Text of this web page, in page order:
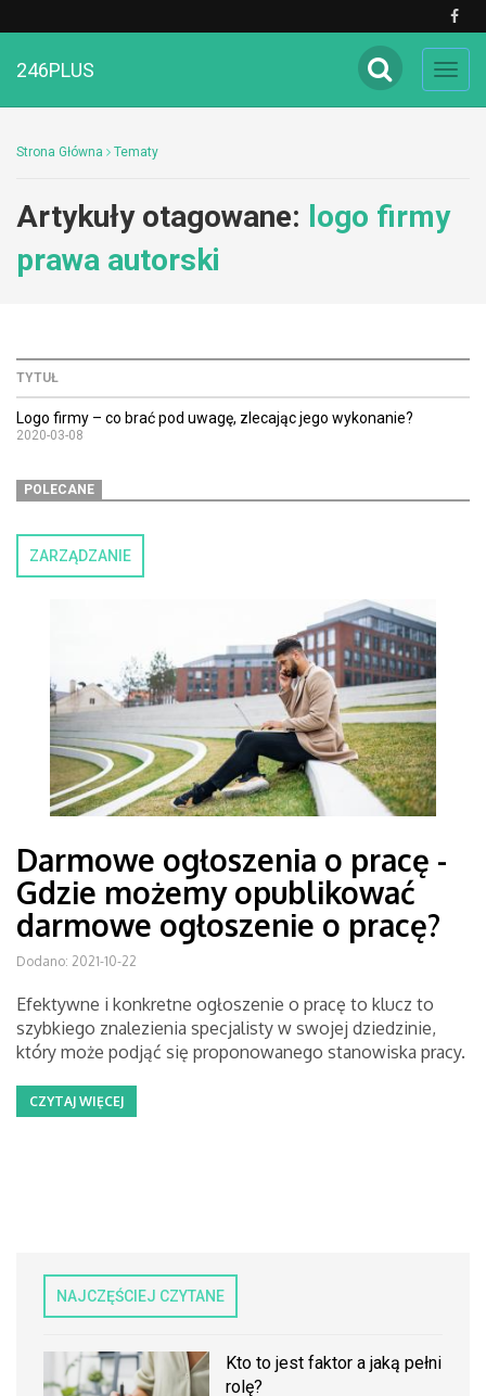
246PLUS
Strona Główna Tematy
Artykuły otagowane: logo firmy
prawa autorski
TYTUŁ
Logo firmy – co brać pod uwagę, zlecając jego wykonanie?
2020-03-08
POLECANE
ZARZĄDZANIE
Darmowe ogłoszenia o pracę -
Gdzie możemy opublikować
darmowe ogłoszenie o pracę?
Dodano: 2021-10-22
Efektywne i konkretne ogłoszenie o pracę to klucz to
szybkiego znalezienia specjalisty w swojej dziedzinie,
który może podjąć się proponowanego stanowiska pracy.
CZYTAJ WIĘCEJ
NAJCZĘŚCIEJ CZYTANE
Kto to jest faktor a jaką pełni
rolę?